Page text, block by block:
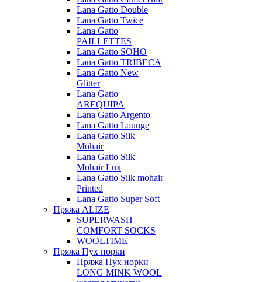
Lana Gatto Double
Lana Gatto Twice
Lana Gatto
PAILLETTES
Lana Gatto SOHO
Lana Gatto TRIBECA
Lana Gatto New
Glitter
Lana Gatto
AREQUIPA
Lana Gatto Argento
Lana Gatto Lounge
Lana Gatto Silk
Mohair
Lana Gatto Silk
Mohair Lux
Lana Gatto Silk mohair
Printed
Lana Gatto Super Soft
Пряжа ALIZE
SUPERWASH
COMFORT SOCKS
WOOLTIME
Пряжа Пух норки
Пряжа Пух норки
LONG MINK WOOL